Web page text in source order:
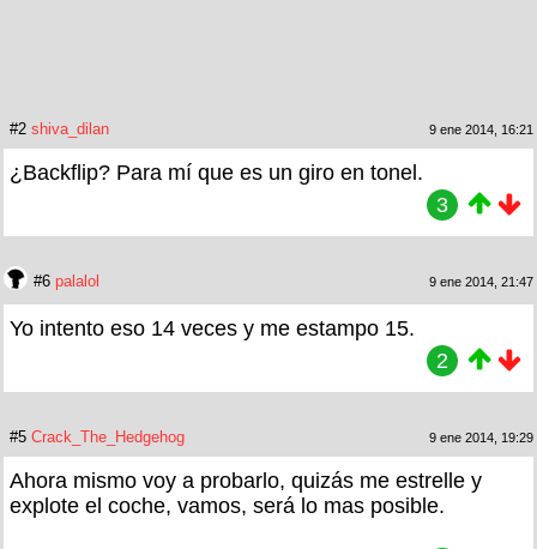
#2 shiva_dilan 9 ene 2014, 16:21
¿Backflip? Para mí que es un giro en tonel.
3
#6 palalol 9 ene 2014, 21:47
Yo intento eso 14 veces y me estampo 15.
2
#5 Crack_The_Hedgehog 9 ene 2014, 19:29
Ahora mismo voy a probarlo, quizás me estrelle y
explote el coche, vamos, será lo mas posible.